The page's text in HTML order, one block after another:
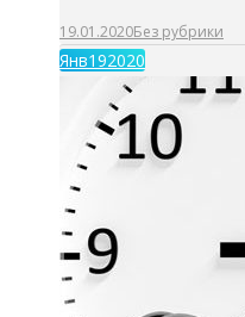
19.01.2020Без рубрики
Янв192020